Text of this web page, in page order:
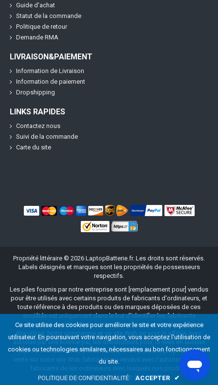
Guide d'achat
Statut de la commande
Politique de retour
Demande RMA
LIVRAISON&PAIEMENT
Information de Livraison
Information de paiement
Dropshipping
LINKS RAPIDES
Contactez nous
Suivi de la commande
Carte du site
Propriété littéraire © 2026 LaptopBatterie.fr. Les droits sont réservés.
Labels désignés et marques sont les propriétés de possesseurs
respectifs.
Les piles fournis par notre entreprise sont [remplacement pour] vendus
pour être utilisés avec certains produits de fabricants d'ordinateurs, et
toute référence à des produits ou des marques déposées de ces
sociétés est uniquement dans le but d'identifier les fabricants
d'ordinateurs avec lesquels nos produits [remplacement pour] peut
être utilisé. Notre compagnie et ce site Web ne sont ni affiliés avec,
autorisé par une licence par, les distributeurs pour, ni liées en aucune
façon à ces fabricants d'ordinateurs, ni les produits proposés à la
vente sur notre site Web fabriqués ou vendus avec l'autorisation des
fabricants de les ordinateurs avec lesquels nos produits
[remplacement pour] peuvent être utilisés.
Ce site utilise des cookies pour améliorer le site et votre expérience
utilisateur. En poursuivant votre navigation, vous acceptez l'utilisation de
cookies ou technologies similaires, nécessaires au bon fonctionnement
du site.
POLITIQUE DE CONFIDENTIALITÉ ACCEPTER ✔